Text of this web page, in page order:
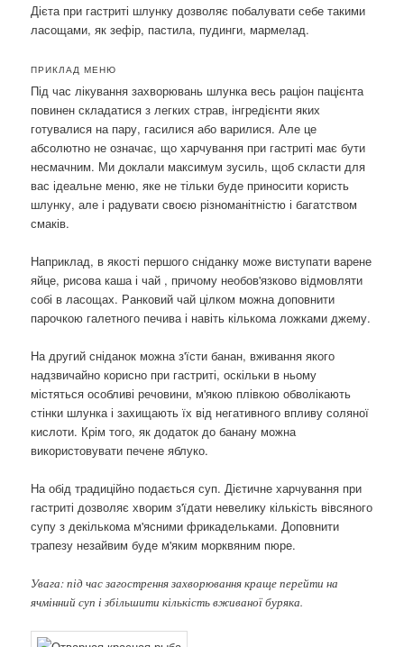
Дієта при гастриті шлунку дозволяє побалувати себе такими
ласощами, як зефір, пастила, пудинги, мармелад.
ПРИКЛАД МЕНЮ
Під час лікування захворювань шлунка весь раціон пацієнта
повинен складатися з легких страв, інгредієнти яких
готувалися на пару, гасилися або варилися. Але це
абсолютно не означає, що харчування при гастриті має бути
несмачним. Ми доклали максимум зусиль, щоб скласти для
вас ідеальне меню, яке не тільки буде приносити користь
шлунку, але і радувати своєю різноманітністю і багатством
смаків.
Наприклад, в якості першого сніданку може виступати варене
яйце, рисова каша і чай , причому необов'язково відмовляти
собі в ласощах. Ранковий чай цілком можна доповнити
парочкою галетного печива і навіть кількома ложками джему.
На другий сніданок можна з'їсти банан, вживання якого
надзвичайно корисно при гастриті, оскільки в ньому
містяться особливі речовини, м'якою плівкою обволікають
стінки шлунка і захищають їх від негативного впливу соляної
кислоти. Крім того, як додаток до банану можна
використовувати печене яблуко.
На обід традиційно подається суп. Дієтичне харчування при
гастриті дозволяє хворим з'їдати невелику кількість вівсяного
супу з декількома м'ясними фрикадельками. Доповнити
трапезу незайвим буде м'яким морквяним пюре.
Увага: під час загострення захворювання краще перейти на
ячмінний суп і збільшити кількість вживаної буряка.